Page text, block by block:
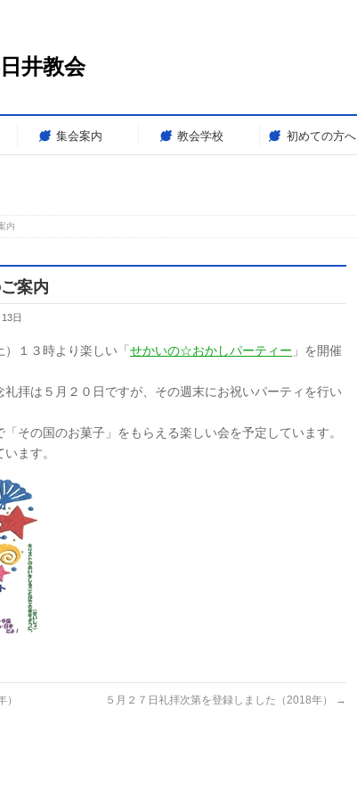
井教会
集会案内 教会学校 初めての方へ
内
案内
日
１３時より楽しい「 せかいの☆おかしパーティー 」を開催
拝は５月２０日ですが、その週末にお祝いパーティを行い
その国のお菓子」をもらえる楽しい会を予定しています。
ます。
５月２７日礼拝次第を登録しました（2018年） →